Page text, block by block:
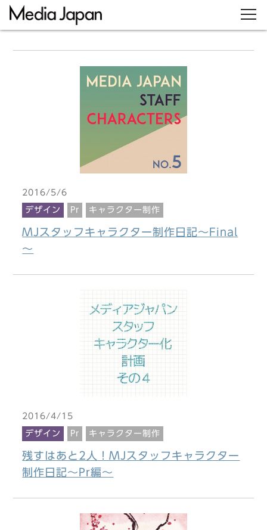
2016/5/6
デザイン Pr キャラクター制作
MJスタッフキャラクター制作日記～Final
～
2016/4/15
デザイン Pr キャラクター制作
残すはあと2人！MJスタッフキャラクター
制作日記～Pr編～